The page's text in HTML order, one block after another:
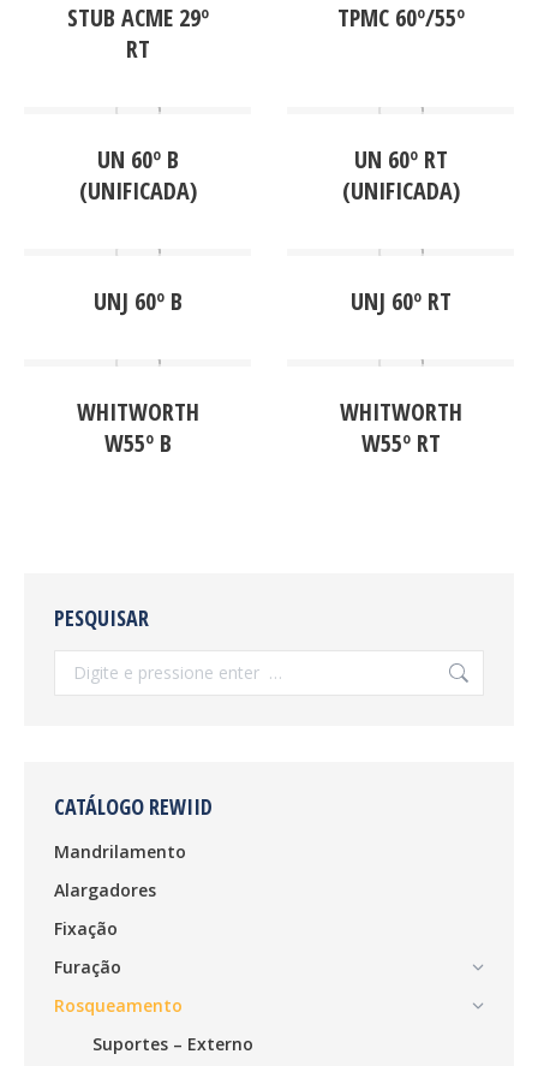
STUB ACME 29º
RT
TPMC 60º/55º
UN 60º B
(UNIFICADA)
UN 60º RT
(UNIFICADA)
UNJ 60º B UNJ 60º RT
WHITWORTH
W55º B
WHITWORTH
W55º RT
PESQUISAR
Search:
CATÁLOGO REWIID
Mandrilamento
Alargadores
Fixação
Furação
Rosqueamento
Suportes – Externo